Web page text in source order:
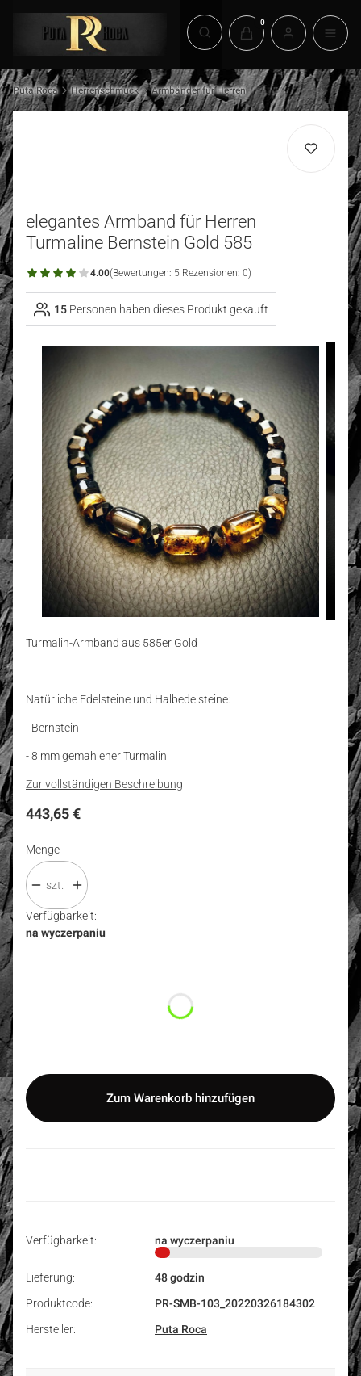
Suchmaschine öffnen
Produkte im
Puta Roca Herrenschmuck Armbänder für Herren
elegantes Armband für Herren
Turmaline Bernstein Gold 585
4.00(Bewertungen: 5 Rezensionen: 0)
15 Personen haben dieses Produkt gekauft
Turmalin-Armband aus 585er Gold
Natürliche Edelsteine und Halbedelsteine:
- Bernstein
- 8 mm gemahlener Turmalin
Zur vollständigen Beschreibung
Preis
443,65 €
Menge
szt.
Verfügbarkeit:
na wyczerpaniu
Zum Warenkorb hinzufügen
Verfügbarkeit: na wyczerpaniu
Lieferung:
48 godzin
Produktcode:
PR-SMB-103_20220326184302
Hersteller:
Puta Roca